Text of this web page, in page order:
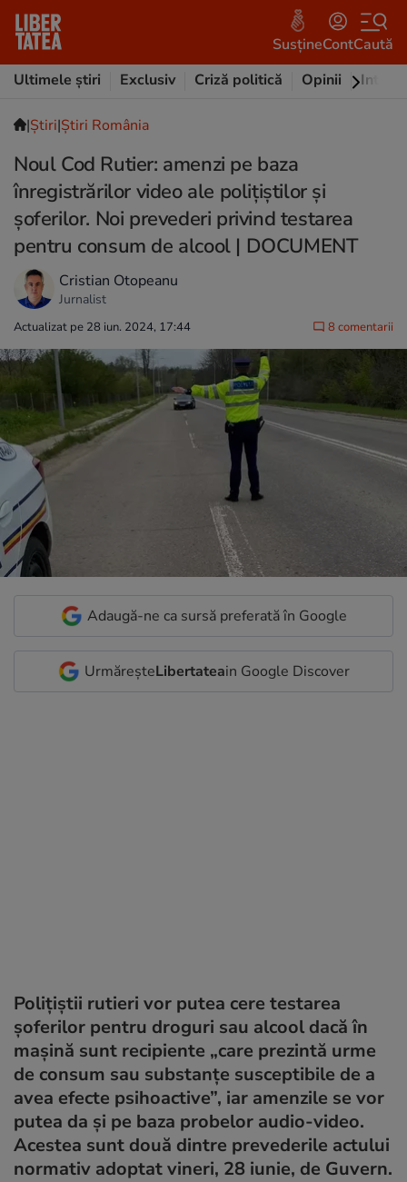
SusțineContCaută
Ultimele știri
Exclusiv Criză politică Opinii
|Ştiri|Știri România
Noul Cod Rutier: amenzi pe baza
înregistrărilor video ale polițiștilor și
șoferilor. Noi prevederi privind testarea
pentru consum de alcool | DOCUMENT
Cristian Otopeanu
Jurnalist
Actualizat pe 28 iun. 2024, 17:44 8 comentarii
Adaugă-ne ca sursă preferată în Google
UrmăreșteLibertateain Google Discover
Polițiștii rutieri vor putea cere testarea
șoferilor pentru droguri sau alcool dacă în
mașină sunt recipiente „care prezintă urme
de consum sau substanțe susceptibile de a
avea efecte psihoactive”, iar amenzile se vor
putea da și pe baza probelor audio-video.
Acestea sunt două dintre prevederile actului
normativ adoptat vineri, 28 iunie, de Guvern.